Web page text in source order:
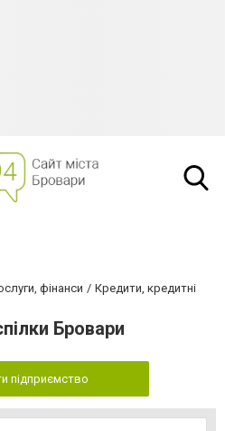
фінанси
Кредити, кредитні
Бровари
підприємство